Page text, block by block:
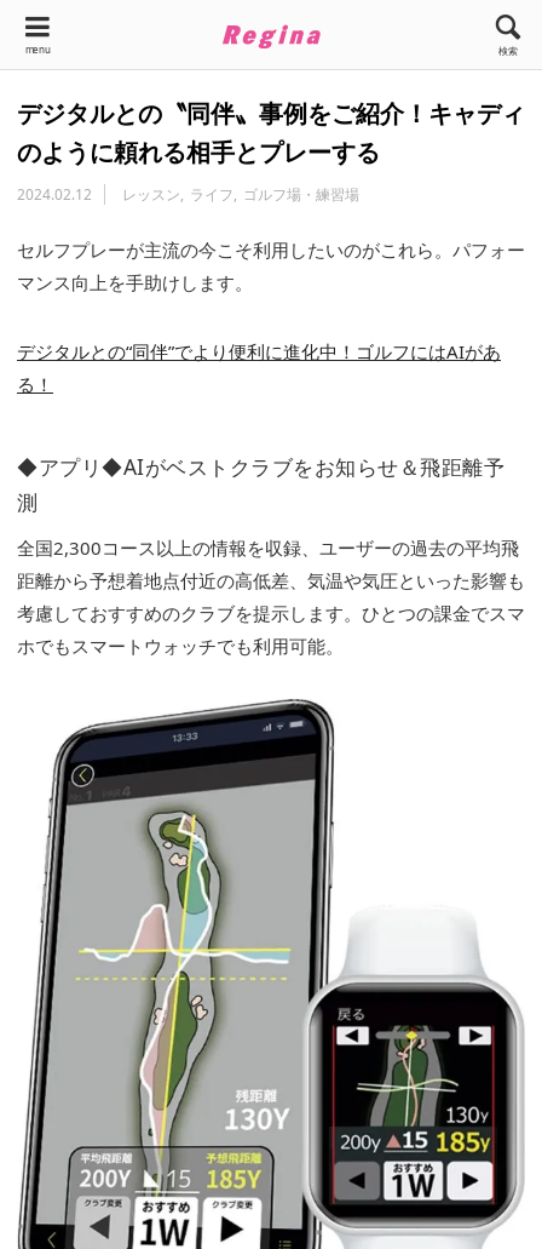
menu 検索
デジタルとの〝同伴〟事例をご紹介！キャディ
のように頼れる相手とプレーする
2024.02.12 レッスン ライフ ゴルフ場・練習場
セルフプレーが主流の今こそ利用したいのがこれら。パフォー
マンス向上を手助けします。
デジタルとの“同伴”でより便利に進化中！ゴルフにはAIがあ
る！
◆アプリ◆AIがベストクラブをお知らせ＆飛距離予
測
全国2,300コース以上の情報を収録、ユーザーの過去の平均飛
距離から予想着地点付近の高低差、気温や気圧といった影響も
考慮しておすすめのクラブを提示します。ひとつの課金でスマ
ホでもスマートウォッチでも利用可能。